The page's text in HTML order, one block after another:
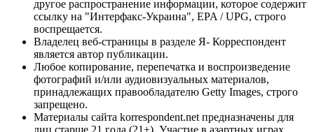
другое распространение информации, которое содержит
ссылку на "Интерфакс-Украина", EPA / UPG, строго
воспрещается.
Владелец веб-страницы в разделе Я- Корреспондент
является автор публикации.
Любое копирование, перепечатка и воспроизведение
фотографий и/или аудиовизуальных материалов,
принадлежащих правообладателю Getty Images, строго
запрещено.
Материалы сайта korrespondent.net предназначены для
лиц старше 21 года (21+). Участие в азартных играх